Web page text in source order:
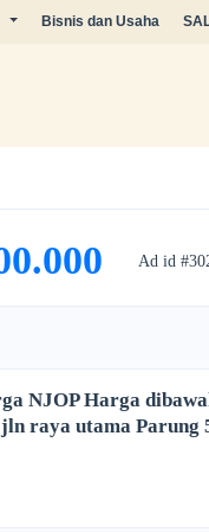
Bisnis dan Usaha
Ad id
NJOP Harga
raya utama Parung